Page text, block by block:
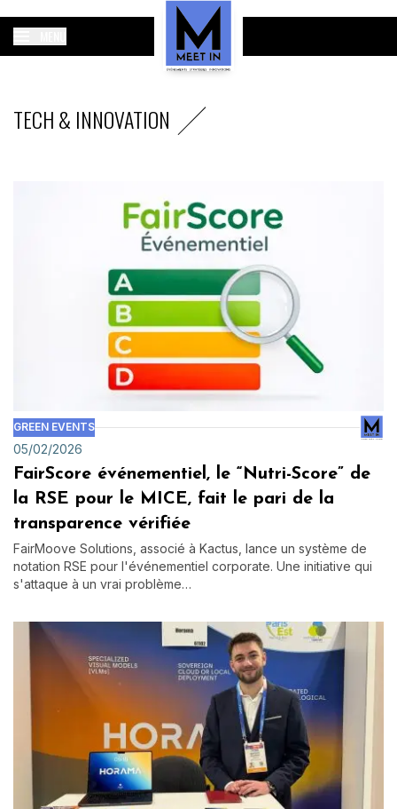
TECH & INNOVATION
GREEN EVENTS
05/02/2026
FairScore événementiel, le “Nutri-Score” de
la RSE pour le MICE, fait le pari de la
transparence vérifiée
FairMoove Solutions, associé à Kactus, lance un système de
notation RSE pour l'événementiel corporate. Une initiative qui
s'attaque à un vrai problème…